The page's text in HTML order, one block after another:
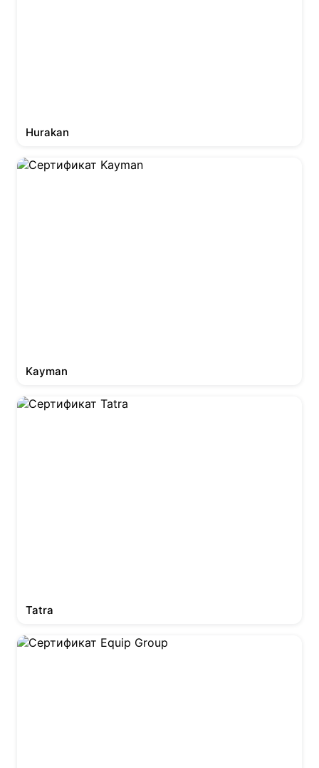
Hurakan
Kayman
Tatra